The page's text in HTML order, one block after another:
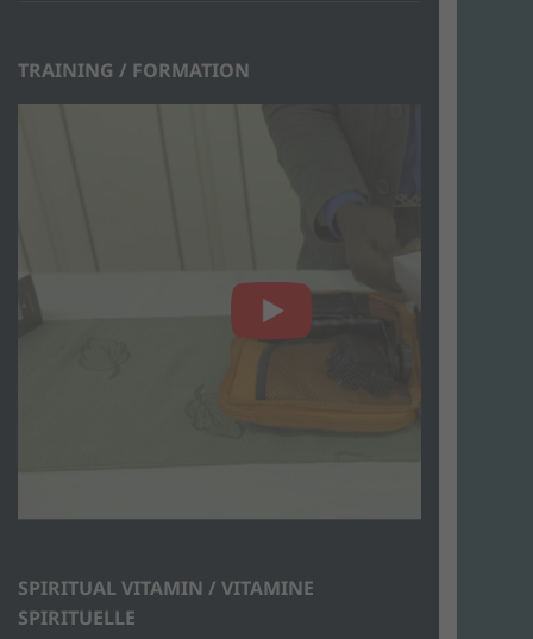
TRAINING / FORMATION
SPIRITUAL VITAMIN / VITAMINE
SPIRITUELLE